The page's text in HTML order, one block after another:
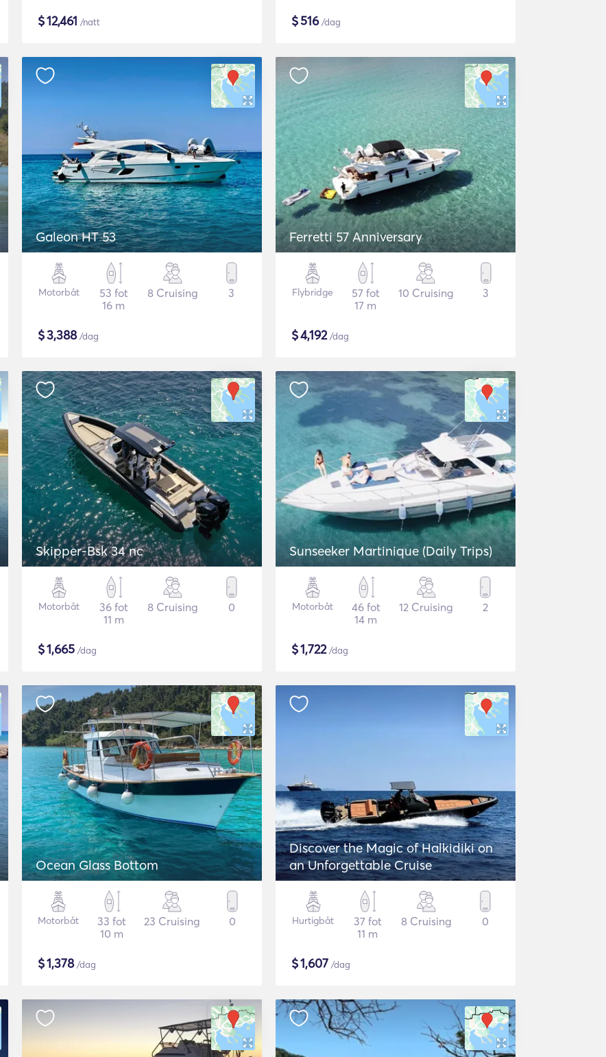
$12,461 /natt $516/dag
Galeon HT 53
Motorbåt
53 fot
16 m
8 Cruising 3
$3,388/dag
Ferretti 57 Anniversary
Flybridge
57 fot
17 m
10 Cruising 3
$4,192/dag
Skipper-Bsk 34 nc
Motorbåt
36 fot
11 m
8 Cruising 0
$1,665 /dag
Sunseeker Martinique (Daily Trips)
Motorbåt
46 fot
14 m
12 Cruising 2
$1,722/dag
Ocean Glass Bottom
Motorbåt
33 fot
10 m
23 Cruising 0
$1,378/dag
Discover the Magic of Halkidiki on
an Unforgettable Cruise
Hurtigbåt
37 fot
11 m
8 Cruising 0
$1,607 /dag